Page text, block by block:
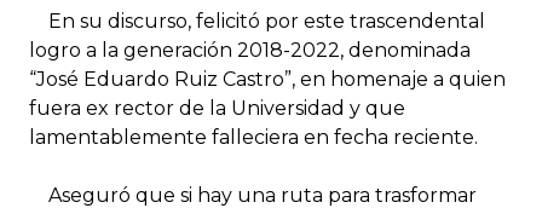
En su discurso, felicitó por este trascendental
logro a la generación 2018-2022, denominada
“José Eduardo Ruiz Castro”, en homenaje a quien
fuera ex rector de la Universidad y que
lamentablemente falleciera en fecha reciente.
Aseguró que si hay una ruta para trasformar